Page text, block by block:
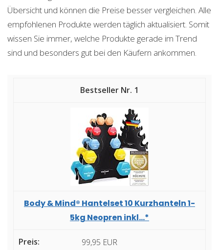
Übersicht und können die Preise besser vergleichen. Alle
empfohlenen Produkte werden täglich aktualisiert. Somit
wissen Sie immer, welche Produkte gerade im Trend
sind und besonders gut bei den Käufern ankommen.
1
Body & Mind® Hantelset 10 Kurzhanteln 1-
5kg Neopren inkl...*
99,95 EUR